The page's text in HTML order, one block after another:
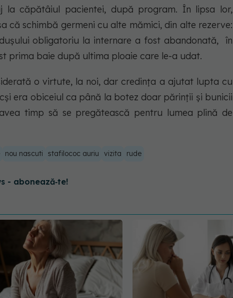
la căpătâiul pacientei, după program. În lipsa lor,
că schimbă germeni cu alte mămici, din alte rezerve:
obligatoriu la internare a fost abandonată, în
prima baie după ultima ploaie care le-a udat.
o virtute, la noi, dar credința a ajutat lupta cu
era obiceiul ca până la botez doar părinții și bunicii
timp să se pregătească pentru lumea plină de
nou nascuti stafilococ auriu vizita rude
- abonează‑te!